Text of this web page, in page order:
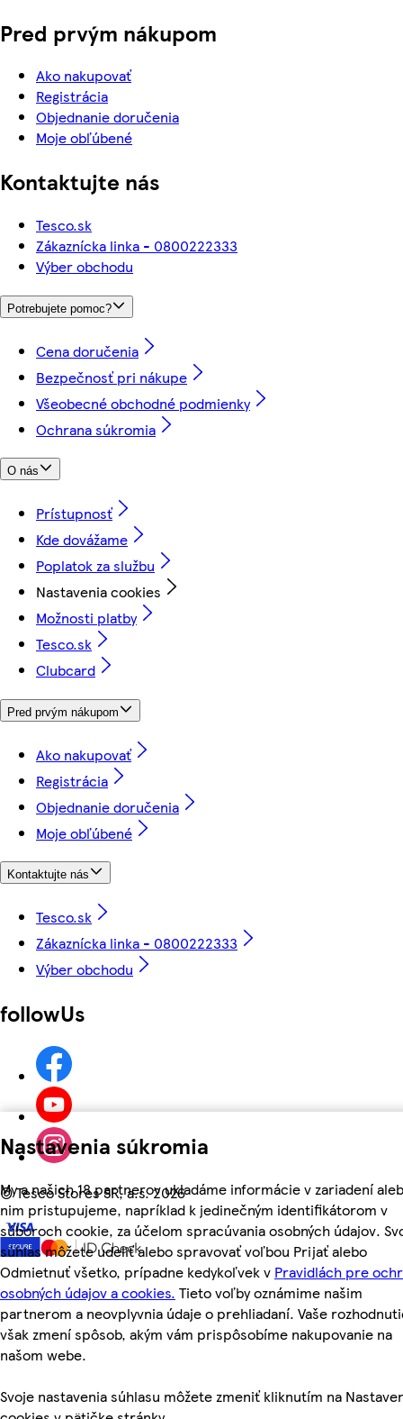
Nastavenia súkromia
My a našich 18 partnerov ukladáme informácie v zariadení
nim pristupujeme, napríklad k jedinečným identifikátorom v
súboroch cookie, za účelom spracúvania osobných údajov.
súhlas môžete udeliť alebo spravovať voľbou Prijať alebo
Odmietnuť všetko, prípadne kedykoľvek v Pravidlách pre
osobných údajov a cookies. Tieto voľby oznámime našim
partnerom a neovplyvnia údaje o prehliadaní. Vaše
však zmení spôsob, akým vám prispôsobíme nakupovanie na
našom webe.
Svoje nastavenia súhlasu môžete zmeniť kliknutím na
Pred prvým nákupom
Ako nakupovať
Registrácia
Objednanie doručenia
Moje obľúbené
Kontaktujte nás
Tesco.sk
Zákaznícka linka - 0800222333
Výber obchodu
Potrebujete pomoc?
Cena doručenia
Bezpečnosť pri nákupe
Všeobecné obchodné podmienky
Ochrana súkromia
O nás
Prístupnosť
Kde dovážame
Poplatok za službu
Nastavenia cookies
Možnosti platby
Tesco.sk
Clubcard
Pred prvým nákupom
Ako nakupovať
Registrácia
Objednanie doručenia
Moje obľúbené
Kontaktujte nás
Tesco.sk
Zákaznícka linka - 0800222333
Výber obchodu
followUs
©Tesco Stores SR, a.s. 2026